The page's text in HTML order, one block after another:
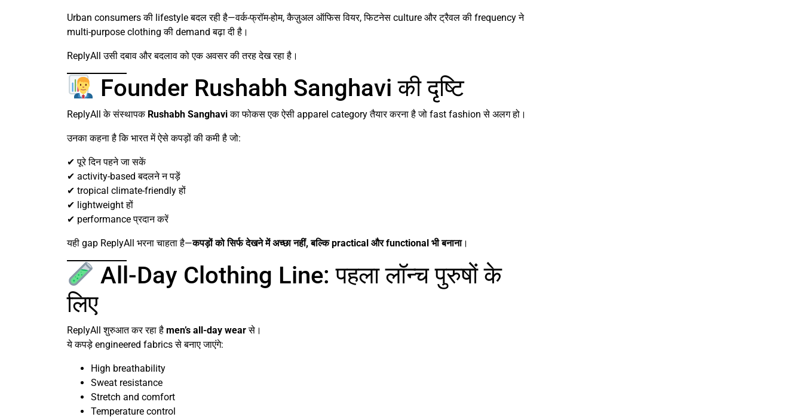
Urban consumers की lifestyle बदल रही है—वर्क-फ्रॉम-होम, कैज़ुअल ऑफिस वियर, फिटनेस culture और ट्रैवल की frequency ने
multi-purpose clothing की demand बढ़ा दी है।
ReplyAll उसी दबाव और बदलाव को एक अवसर की तरह देख रहा है।
Founder Rushabh Sanghavi की दृष्टि
ReplyAll के संस्थापक Rushabh Sanghaviका फोकस एक ऐसी apparel category तैयार करना है जो fast fashion से अलग हो।
उनका कहना है कि भारत में ऐसे कपड़ों की कमी है जो:
✔ पूरे दिन पहने जा सकें
✔ activity-based बदलने न पड़ें
✔ tropical climate-friendly हों
✔ lightweight हों
✔ performance प्रदान करें
यही gap ReplyAll भरना चाहता है—कपड़ों को सिर्फ देखने में अच्छा नहीं, बल्कि practical और functional भी बनाना।
All-Day Clothing Line: पहला लॉन्च पुरुषों के
लिए
ReplyAll शुरुआत कर रहा है men’s all-day wearसे।
ये कपड़े engineered fabrics से बनाए जाएंगे:
High breathability
Sweat resistance
Stretch and comfort
Temperature control